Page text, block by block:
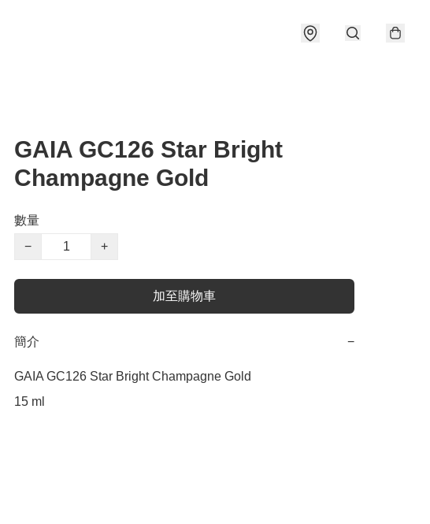
GAIA GC126 Star Bright
Champagne Gold
數量
−
+
加至購物車
簡介 −
GAIA GC126 Star Bright Champagne Gold
15 ml